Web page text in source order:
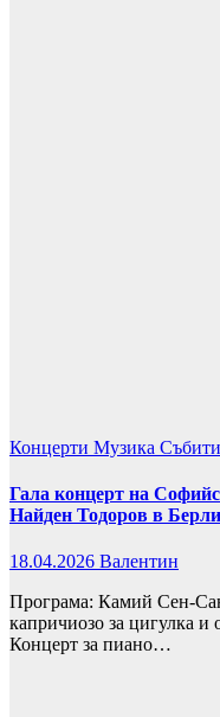
Концерти Музика
Гала концерт на
Найден Тодоров в
18.04.2026 Валентин
Програма: Камий Сен-
капричиозо за цигулка
Концерт за пиано…